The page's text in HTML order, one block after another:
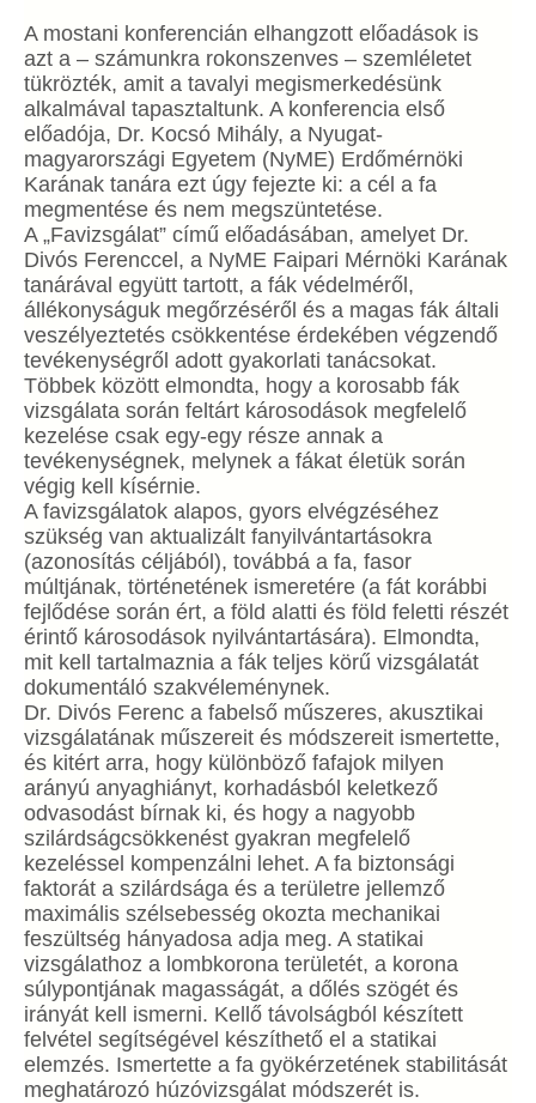
A mostani konferencián elhangzott előadások is
azt a – számunkra rokonszenves – szemléletet
tükrözték, amit a tavalyi megismerkedésünk
alkalmával tapasztaltunk. A konferencia első
előadója, Dr. Kocsó Mihály, a Nyugat-
magyarországi Egyetem (NyME) Erdőmérnöki
Karának tanára ezt úgy fejezte ki: a cél a fa
megmentése és nem megszüntetése.
A „Favizsgálat” című előadásában, amelyet Dr.
Divós Ferenccel, a NyME Faipari Mérnöki Karának
tanárával együtt tartott, a fák védelméről,
állékonyságuk megőrzéséről és a magas fák általi
veszélyeztetés csökkentése érdekében végzendő
tevékenységről adott gyakorlati tanácsokat.
Többek között elmondta, hogy a korosabb fák
vizsgálata során feltárt károsodások megfelelő
kezelése csak egy-egy része annak a
tevékenységnek, melynek a fákat életük során
végig kell kísérnie.
A favizsgálatok alapos, gyors elvégzéséhez
szükség van aktualizált fanyilvántartásokra
(azonosítás céljából), továbbá a fa, fasor
múltjának, történetének ismeretére (a fát korábbi
fejlődése során ért, a föld alatti és föld feletti részét
érintő károsodások nyilvántartására). Elmondta,
mit kell tartalmaznia a fák teljes körű vizsgálatát
dokumentáló szakvéleménynek.
Dr. Divós Ferenc a fabelső műszeres, akusztikai
vizsgálatának műszereit és módszereit ismertette,
és kitért arra, hogy különböző fafajok milyen
arányú anyaghiányt, korhadásból keletkező
odvasodást bírnak ki, és hogy a nagyobb
szilárdságcsökkenést gyakran megfelelő
kezeléssel kompenzálni lehet. A fa biztonsági
faktorát a szilárdsága és a területre jellemző
maximális szélsebesség okozta mechanikai
feszültség hányadosa adja meg. A statikai
vizsgálathoz a lombkorona területét, a korona
súlypontjának magasságát, a dőlés szögét és
irányát kell ismerni. Kellő távolságból készített
felvétel segítségével készíthető el a statikai
elemzés. Ismertette a fa gyökérzetének stabilitását
meghatározó húzóvizsgálat módszerét is.